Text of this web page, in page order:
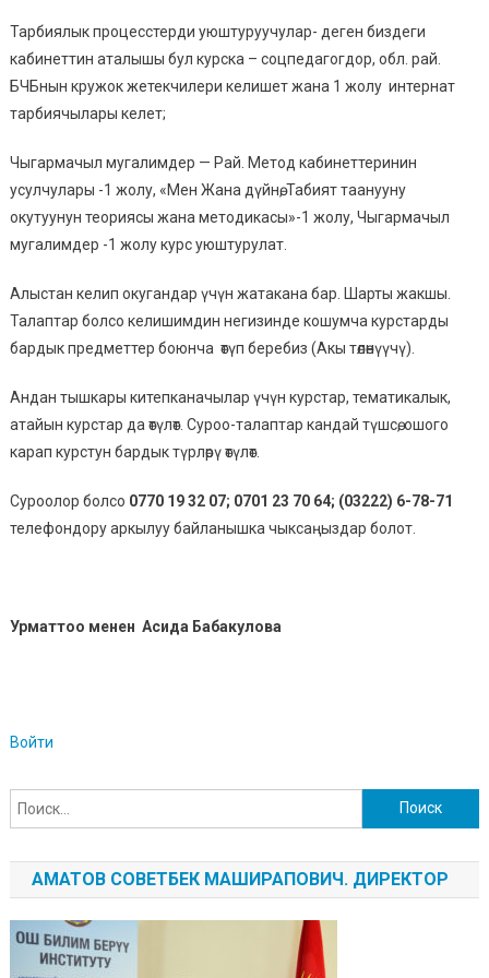
Тарбиялык процесстерди уюштуруучулар- деген биздеги
кабинеттин аталышы бул курска – соцпедагогдор, обл. рай.
БЧБнын кружок жетекчилери келишет жана 1 жолу интернат
тарбиячылары келет;
Чыгармачыл мугалимдер — Рай. Метод кабинеттеринин
усулчулары -1 жолу, «Мен Жана дүйнө, Табият таанууну
окутуунун теориясы жана методикасы»-1 жолу, Чыгармачыл
мугалимдер -1 жолу курс уюштурулат.
Алыстан келип окугандар үчүн жатакана бар. Шарты жакшы.
Талаптар болсо келишимдин негизинде кошумча курстарды
бардык предметтер боюнча өтүп беребиз (Акы төлөнүүчү).
Андан тышкары китепканачылар үчүн курстар, тематикалык,
атайын курстар да өтүлөт. Суроо-талаптар кандай түшсө, ошого
карап курстун бардык түрлөрү өтүлөт.
Суроолор болсо 0770 19 32 07; 0701 23 70 64; (03222) 6-78-71
телефондору аркылуу байланышка чыксаңыздар болот.
Урматтоо менен Асида Бабакулова
Войти
Найти:
АМАТОВ СОВЕТБЕК МАШИРАПОВИЧ. ДИРЕКТОР